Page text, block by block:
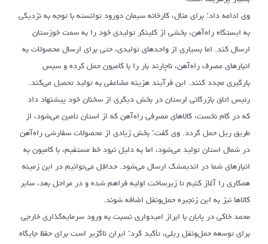
وی ادامه داد: برای مثال، کارخانه سیمان دورود توانسته با توجه به نزدیکی
به ایستگاه راه‌آهن، بخشی از کلینکر تولیدی خود را به سمت خوزستان
ارسال کند. اما بسیاری از واحدهای تولیدی، حتی برای ارسال محصولات به
انبارهای مصرف راه‌آهن، ناچارند بار را با کامیون حمل کرده و سپس
بارگیری مجدد کنند. این فرآیند هزینه مضاعفی به تولید تحمیل می‌کند.
رئیس اتاق بازرگانی لرستان در بخش دیگری از سخنان خود پیشنهاد داد
که در گام نخست، کالاهای مصرفی راه‌آهن که از استان تأمین می‌شود، از
طریق ریل حمل گردد. وی گفت: بخش زیادی از محصولات سفارشی راه‌آهن
در شمال استان تولید می‌شود، اما به دلیل نبود خط مستقیم، با کامیون به
انبارهای شما در اندیمشک ارسال می‌شود. حداقل می‌توانیم در این زمینه
همکاری را آغاز کنیم تا زیرساخت اولیه فراهم شده و در مراحل بعد، سایر
کالاها نیز به این زنجیره حمل‌ونقل اضافه شوند.
محمد خاکی در پایان با ابراز امیدواری نسبت به ورود سرمایه‌گذاری خارجی
برای توسعه حمل‌ونقل ریلی، تأکید کرد: ایران ناگزیر است برای حفظ جایگاه